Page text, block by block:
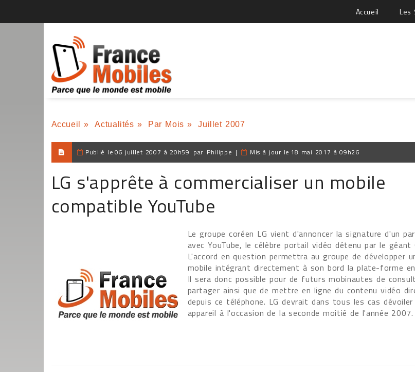
Accueil Les
Accueil » Actualités » Par Mois » Juillet 2007
Publié le 06 juillet 2007 à 20h59 par Philippe | Mis à jour le 18 mai 2017 à 09h26
LG s'apprête à commercialiser un mobile
compatible YouTube
Le groupe coréen LG vient d'annoncer la signature d'un
avec YouTube, le célèbre portail vidéo détenu par le géant
L'accord en question permettra au groupe de développer
mobile intégrant directement à son bord la plate-forme
Il sera donc possible pour de futurs mobinautes de
partager ainsi que de mettre en ligne du contenu vidéo
depuis ce téléphone. LG devrait dans tous les cas
appareil à l'occasion de la seconde moitié de l'année 2007.